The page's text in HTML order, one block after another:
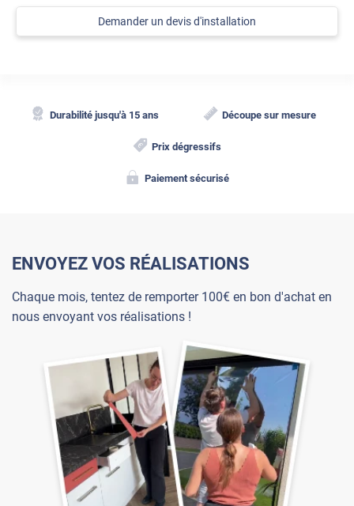
Demander un devis d'installation
Durabilité jusqu'à 15 ans Découpe sur mesure
Prix dégressifs
Paiement sécurisé
ENVOYEZ VOS RÉALISATIONS
Chaque mois, tentez de remporter 100€ en bon d'achat en
nous envoyant vos réalisations !